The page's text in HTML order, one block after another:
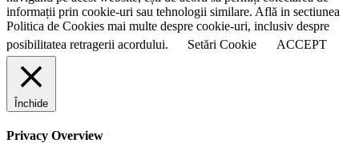
informații prin cookie-uri sau tehnologii similare. Află in sectiunea
Politica de Cookies mai multe despre cookie-uri, inclusiv despre
posibilitatea retragerii acordului.
Setări Cookie ACCEPT
Închide
Privacy Overview